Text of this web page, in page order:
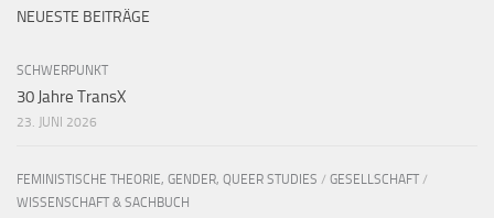
NEUESTE BEITRÄGE
SCHWERPUNKT
30 Jahre TransX
23. JUNI 2026
FEMINISTISCHE THEORIE, GENDER, QUEER STUDIES / GESELLSCHAFT /
WISSENSCHAFT & SACHBUCH